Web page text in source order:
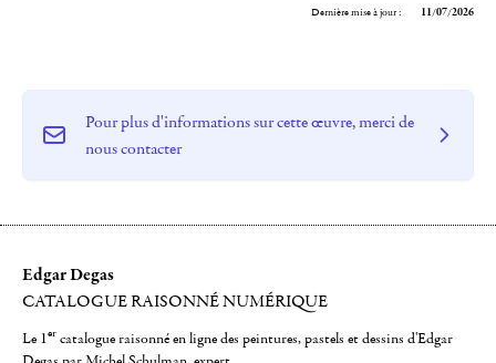
Dernière mise à jour : 11/07/2026
Pour plus d'informations sur cette œuvre, merci de
nous contacter
Edgar Degas
CATALOGUE RAISONNÉ NUMÉRIQUE
Le 1er catalogue raisonné en ligne des peintures, pastels et dessins d'Edgar